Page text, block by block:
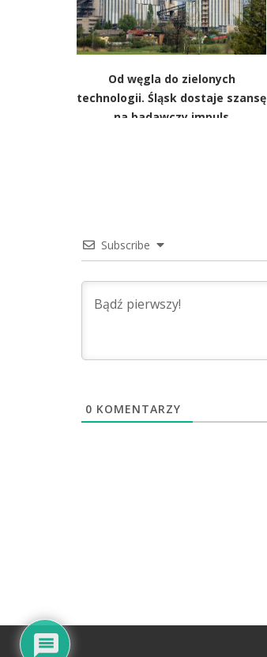
Od węgla do zielonych
technologii. Śląsk dostaje szansę
na badawczy impuls
Subscribe
0 KOMENTARZY